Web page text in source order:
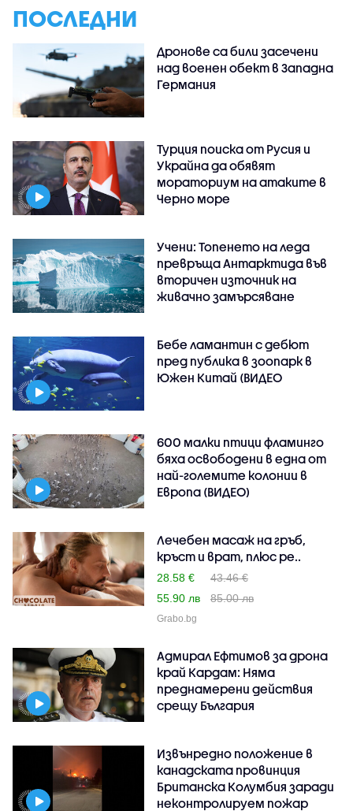
ПОСЛЕДНИ
Дронове са били засечени
над военен обект в Западна
Германия
Турция поиска от Русия и
Украйна да обявят
мораториум на атаките в
Черно море
Учени: Топенето на леда
превръща Антарктида във
вторичен източник на
живачно замърсяване
Бебе ламантин с дебют
пред публика в зоопарк в
Южен Китай (ВИДЕО
600 малки птици фламинго
бяха освободени в една от
най-големите колонии в
Европа (ВИДЕО)
Лечебен масаж на гръб,
кръст и врат, плюс ре..
28.58 €
43.46 €
55.90 лв
85.00 лв
Grabo.bg
Адмирал Ефтимов за дрона
край Кардам: Няма
преднамерени действия
срещу България
Извънредно положение в
канадската провинция
Британска Колумбия заради
неконтролируем пожар